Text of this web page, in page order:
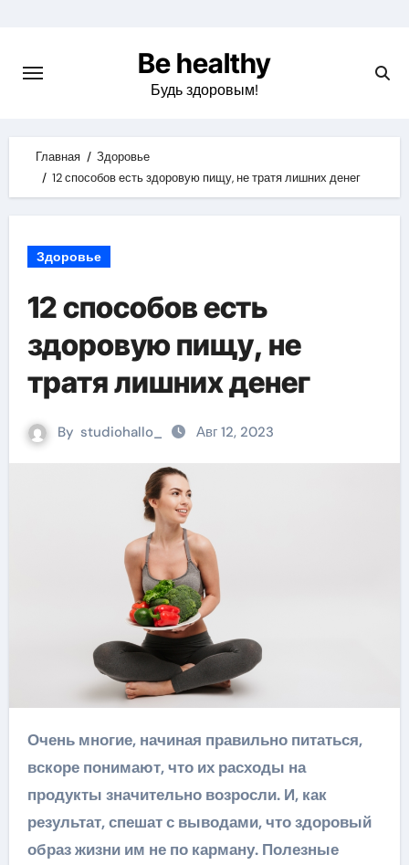
content
Be healthy
Будь здоровым!
Главная
Здоровье
12 способов есть здоровую пищу, не тратя лишних денег
Здоровье
12 способов есть
здоровую пищу, не
тратя лишних денег
By studiohallo_ Авг 12, 2023
Очень многие, начиная правильно питаться,
вскоре понимают, что их расходы на
продукты значительно возросли. И, как
результат, спешат с выводами, что здоровый
образ жизни им не по карману. Полезные